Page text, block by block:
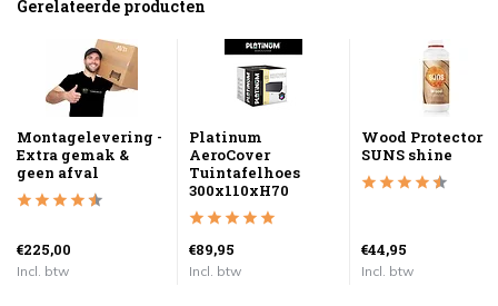
Gerelateerde producten
Montagelevering -
Extra gemak &
geen afval
€225,00
Incl. btw
Platinum
AeroCover
Tuintafelhoes
300x110xH70
€89,95
Incl. btw
Wood Protector
SUNS shine
€44,95
Incl. btw